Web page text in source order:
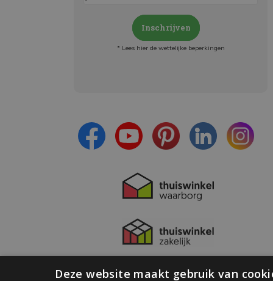
Inschrijven
* Lees hier de wettelijke beperkingen
Deze website maakt gebruik van